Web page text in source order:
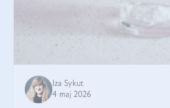
Iza Sykut
4 maj 2026